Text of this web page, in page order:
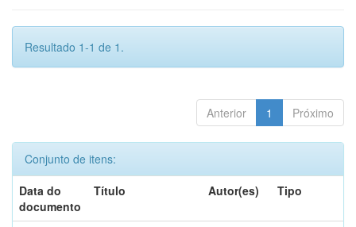
Resultado 1-1 de 1.
Anterior 1 Próximo
Conjunto de itens:
Data do
documento
Título Autor(es) Tipo